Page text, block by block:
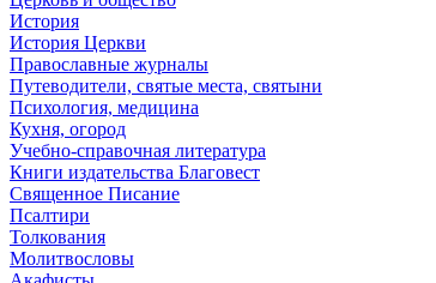
История
История Церкви
Православные журналы
Путеводители, святые места, святыни
Психология, медицина
Кухня, огород
Учебно-справочная литература
Книги издательства Благовест
Священное Писание
Псалтири
Толкования
Молитвословы